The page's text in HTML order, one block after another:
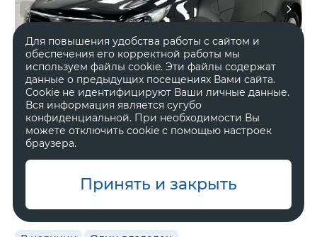
2012 год
Полный
Автоматическая
Для повышения удобства работы с сайтом и
обеспечения его корректной работы мы
используем файлы cookie. Эти файлы содержат
данные о предыдущих посещениях Вами сайта.
Cookie не идентифицируют Ваши личные данные.
Вся информация является сугубо
конфиденциальной. При необходимости Вы
можете отключить cookie с помощью настроек
браузера.
Принять и закрыть